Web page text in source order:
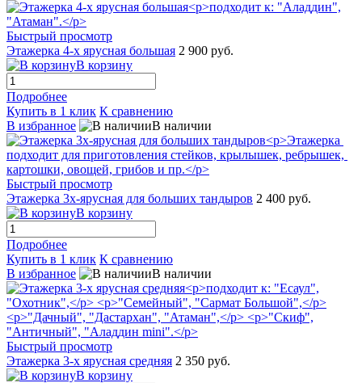
Быстрый просмотр
Этажерка 4-х ярусная большая 2 900 руб.
В корзину
Подробнее
Купить в 1 клик К сравнению
В избранное
В наличии
Быстрый просмотр
Этажерка 3х-ярусная для больших тандыров 2 400 руб.
В корзину
Подробнее
Купить в 1 клик К сравнению
В избранное
В наличии
Быстрый просмотр
Этажерка 3-х ярусная средняя 2 350 руб.
В корзину